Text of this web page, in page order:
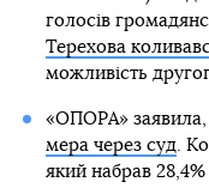
голосів
Терехова
можливість
«ОПОРА»
мера через суд.
який набрав